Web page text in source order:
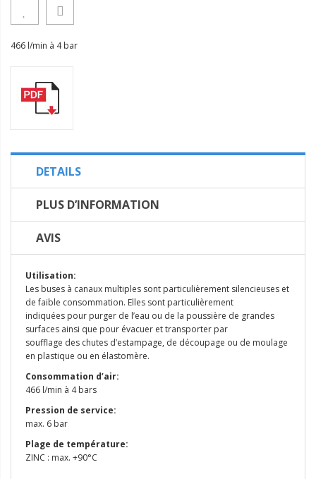
466 l/min à 4 bar
DETAILS
PLUS D’INFORMATION
AVIS
Utilisation:
Les buses à canaux multiples sont particulièrement silencieuses et
de faible consommation. Elles sont particulièrement
indiquées pour purger de l’eau ou de la poussière de grandes
surfaces ainsi que pour évacuer et transporter par
soufflage des chutes d’estampage, de découpage ou de moulage
en plastique ou en élastomère.
Consommation d’air:
466 l/min à 4 bars
Pression de service:
max. 6 bar
Plage de température:
ZINC : max. +90°C